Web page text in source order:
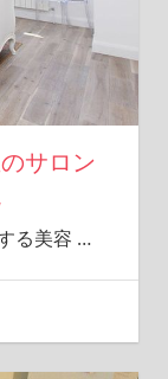
サロン
る美容 …